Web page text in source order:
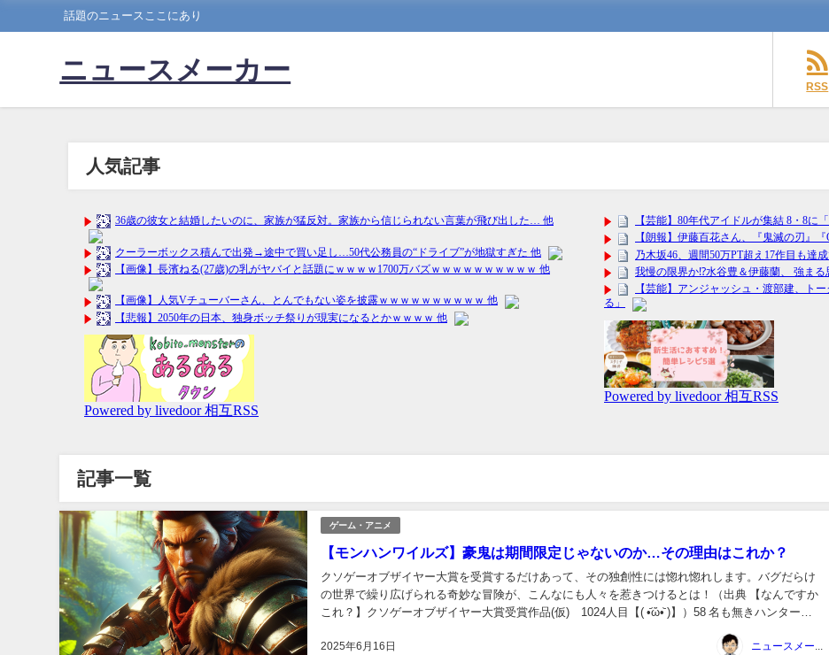
話題のニュースここにあり
ニュースメーカー
RSS
人気記事
記事一覧
ゲーム・アニメ
【モンハンワイルズ】豪鬼は期間限定じゃないのか…その理由はこれか？
2025年6月16日
クソゲーオブザイヤー大賞を受賞するだけあって、その独創性には惚れ惚れします。バグだらけ
の世界で繰り広げられる奇妙な冒険が、こんなにも人々を惹きつけるとは！（出典 【なんですか
これ？】クソゲーオブザイヤー大賞受賞作品(仮) 1024人目【( •᷄ὤ•᷅ )】）58 名も無きハンター